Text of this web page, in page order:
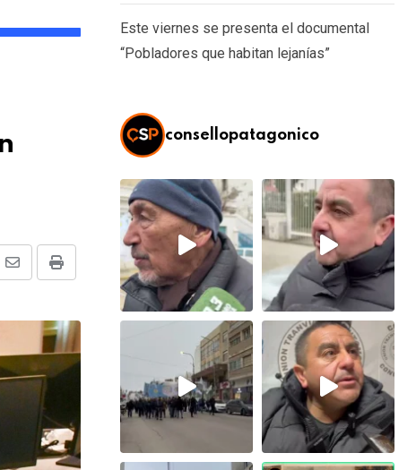
Print
Share
Email
Este viernes se presenta el documental
“Pobladores que habitan lejanías”
consellopatagonico